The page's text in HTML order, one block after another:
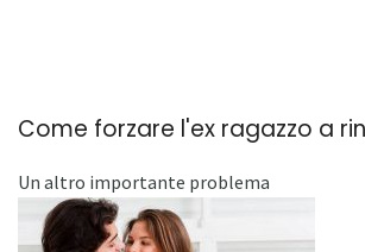
Come forzare l'ex ragazzo a
Un altro importante problema